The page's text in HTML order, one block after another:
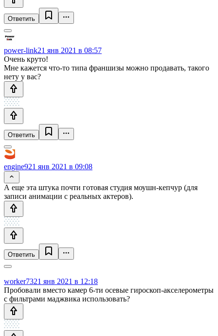
Ответить
power-link21 янв 2021 в 08:57
Очень круто!
Мне кажется что-то типа франшизы можно продавать, такого
нету у вас?
Ответить
engine921 янв 2021 в 09:08
А еще эта штука почти готовая студия моушн-кепчур (для
записи анимации с реальных актеров).
Ответить
worker7321 янв 2021 в 12:18
Пробовали вместо камер 6-ти осевые гироскоп-акселерометры
с фильтрами маджвика использовать?